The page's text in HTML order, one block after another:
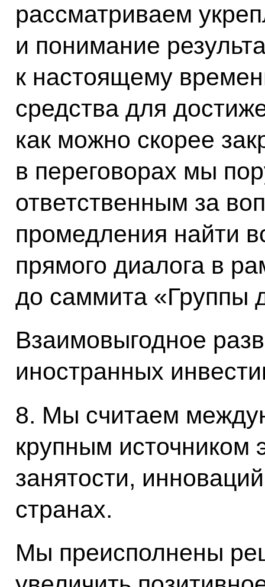
рассматриваем
и понимание
к настоящему
средства для
как можно скорее
в переговорах мы
ответственным за
промедления найти
прямого диалога в
до саммита «Группы
Взаимовыгодное
иностранных
8. Мы считаем
крупным источником
занятости,
странах.
Мы преисполнены